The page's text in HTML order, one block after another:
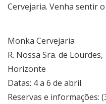
Cervejaria. Venha sentir
Monka Cervejaria
R. Nossa Sra. de
Horizonte
Datas: 4 a 6 de abril
Reservas e informações: